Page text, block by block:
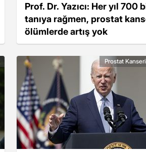
Prof. Dr. Yazıcı: Her yıl 700
tanıya rağmen, prostat
ölümlerde artış yok
Prostat